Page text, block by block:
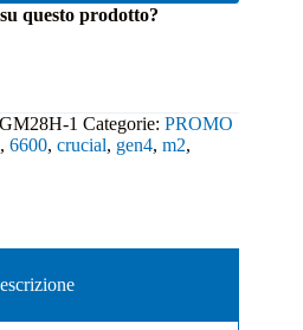
questo prodotto?
1 Categorie: PROMO
, 6600, crucial, gen4, m2,